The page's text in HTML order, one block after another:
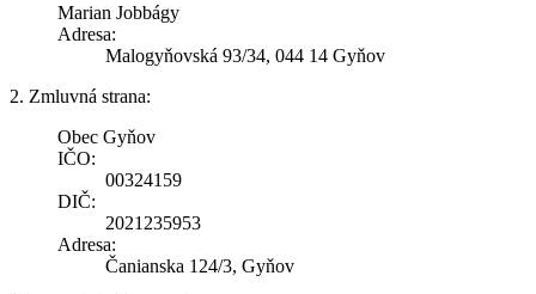
Marian Jobbágy
Adresa:
Malogyňovská 93/34, 044 14 Gyňov
2. Zmluvná strana:
Obec Gyňov
IČO:
00324159
DIČ:
2021235953
Adresa:
Čanianska 124/3, Gyňov